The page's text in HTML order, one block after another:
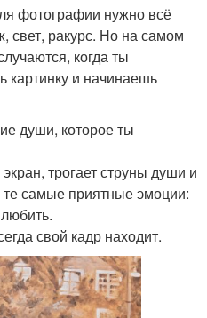
фотографии нужно всё
свет, ракурс. Но на самом
когда ты
картинку и начинаешь
души, которое ты
трогает струны души и
самые приятные эмоции:
свой кадр находит.